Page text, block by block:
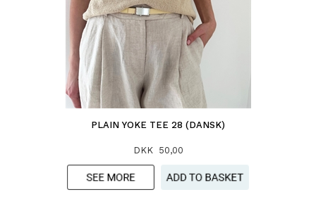
PLAIN YOKE TEE 28 (DANSK)
DKK 50,00